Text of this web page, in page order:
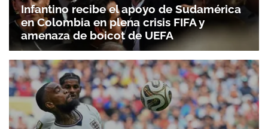
Infantino recibe el apoyo de Sudamérica
en Colombia en plena crisis FIFA y
amenaza de boicot de UEFA